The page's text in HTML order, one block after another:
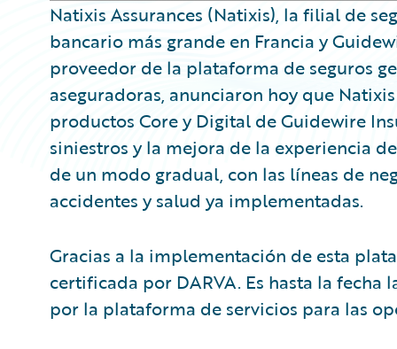
Natixis Assurances (Natixis), la filial de
bancario más grande en Francia y
proveedor de la plataforma de seguros
aseguradoras, anunciaron hoy que
productos Core y Digital de Guidewire
siniestros y la mejora de la experiencia
de un modo gradual, con las líneas de
accidentes y salud ya implementadas.
Gracias a la implementación de esta
certificada por DARVA. Es hasta la
por la plataforma de servicios para las